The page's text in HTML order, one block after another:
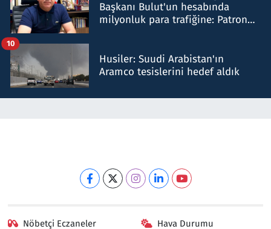
Başkanı Bulut'un hesabında
milyonluk para trafiğine: Patron
Husiler: Suudi Arabistan'ın
Aramco tesislerini hedef aldık
10
Nöbetçi Eczaneler Hava Durumu